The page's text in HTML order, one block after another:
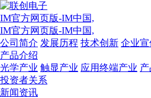
IM官方网页版-IM中国,
IM官方网页版-IM中国,
公司简介 发展历程 技术创新 企业
产品介绍
光学产业 触显产业 应用终端产业
投资者关系
新闻资讯